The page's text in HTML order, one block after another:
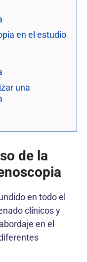
en el estudio
una
de la
en todo el
clínicos y
en el